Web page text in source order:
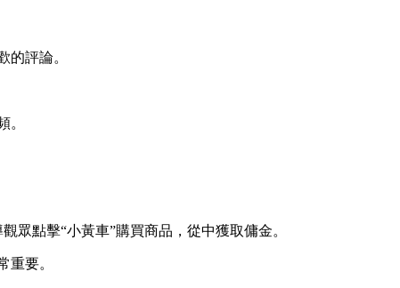
的評論。
。
眾點擊“‌小黃車”購買商品，從中獲取傭金。
重要。